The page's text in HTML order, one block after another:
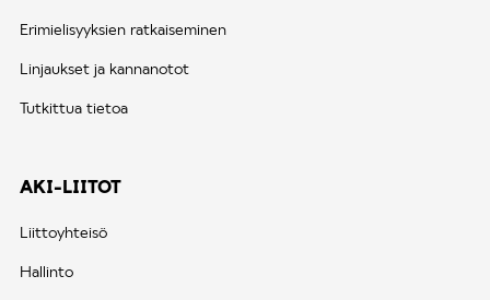
Erimielisyyksien ratkaiseminen
Linjaukset ja kannanotot
Tutkittua tietoa
AKI-LIITOT
Liittoyhteisö
Hallinto